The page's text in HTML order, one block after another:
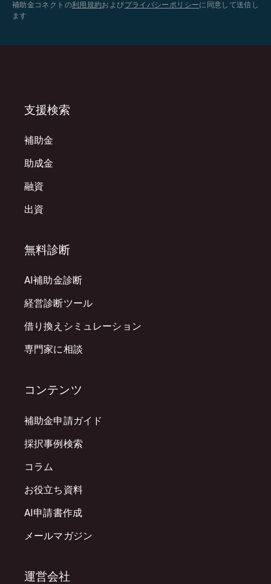
補助金コネクトの利用規約およびプライバシーポリシーに同意して送信し
ます
支援検索
補助金
助成金
融資
出資
無料診断
AI補助金診断
経営診断ツール
借り換えシミュレーション
専門家に相談
コンテンツ
補助金申請ガイド
採択事例検索
コラム
お役立ち資料
AI申請書作成
メールマガジン
運営会社